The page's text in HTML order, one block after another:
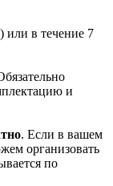
или в течение 7
и
. Если в вашем
организовать
по